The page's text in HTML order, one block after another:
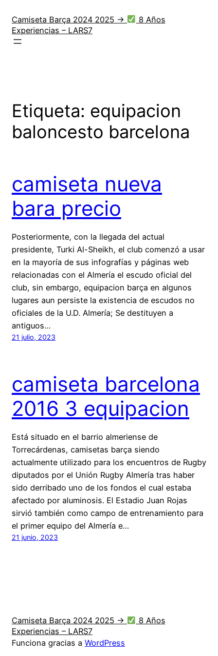
contenido
Camiseta Barça 2024 2025 →
8 Años
Experiencias – LARS7
Etiqueta: equipacion
baloncesto barcelona
camiseta nueva
bara precio
Posteriormente, con la llegada del actual
presidente, Turki Al-Sheikh, el club comenzó a usar
en la mayoría de sus infografías y páginas web
relacionadas con el Almería el escudo oficial del
club, sin embargo, equipacion barça en algunos
lugares aun persiste la existencia de escudos no
oficiales de la U.D. Almería; Se destituyen a
antiguos…
21 julio, 2023
camiseta barcelona
2016 3 equipacion
Está situado en el barrio almeriense de
Torrecárdenas, camisetas barça siendo
actualmente utilizado para los encuentros de Rugby
diputados por el Unión Rugby Almería tras haber
sido derribado uno de los fondos el cual estaba
afectado por aluminosis. El Estadio Juan Rojas
sirvió también como campo de entrenamiento para
el primer equipo del Almería e…
21 junio, 2023
Camiseta Barça 2024 2025 →
8 Años
Experiencias – LARS7
Funciona gracias a WordPress